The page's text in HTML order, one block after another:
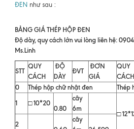
ĐEN như sau :
BẢNG GIÁ THÉP HỘP ĐEN
Độ dày, quy cách lớn vui lòng liên hệ:
Ms.Linh
STT
QUY
CÁCH
ĐỘ
DÀY
ĐVT
ĐƠN
GIÁ
QUY
CÁCH
0
Thép hộp chữ nhật đen
Thép
1
□ 10*20
0.80
cây
6m
□
2
cây